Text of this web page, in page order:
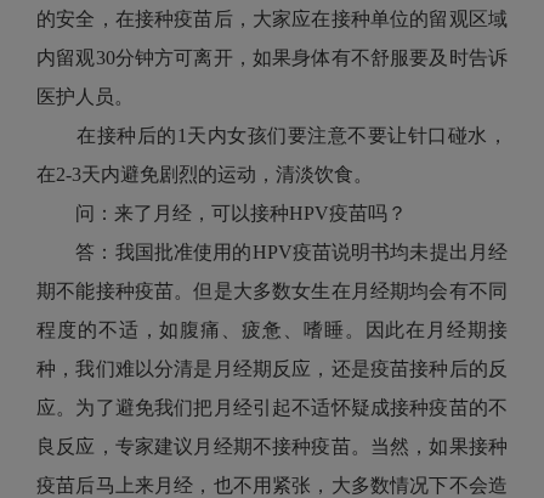
的安全，在接种疫苗后，大家应在接种单位的留观区域
内留观30分钟方可离开，如果身体有不舒服要及时告诉
医护人员。
在接种后的1天内女孩们要注意不要让针口碰水，
在2-3天内避免剧烈的运动，清淡饮食。
问：来了月经，可以接种HPV疫苗吗？
答：我国批准使用的HPV疫苗说明书均未提出月经
期不能接种疫苗。但是大多数女生在月经期均会有不同
程度的不适，如腹痛、疲惫、嗜睡。因此在月经期接
种，我们难以分清是月经期反应，还是疫苗接种后的反
应。为了避免我们把月经引起不适怀疑成接种疫苗的不
良反应，专家建议月经期不接种疫苗。当然，如果接种
疫苗后马上来月经，也不用紧张，大多数情况下不会造